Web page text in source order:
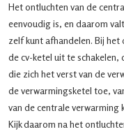
Het ontluchten van de
eenvoudig is, en daarom
zelf kunt afhandelen. Bij
de cv-ketel uit te
die zich het verst van de
de verwarmingsketel toe,
van de centrale verwarming
Kijk daarom na het